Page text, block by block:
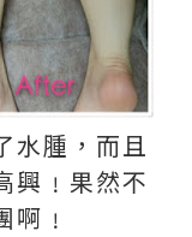
水腫，而且
興﹗果然不
﹗